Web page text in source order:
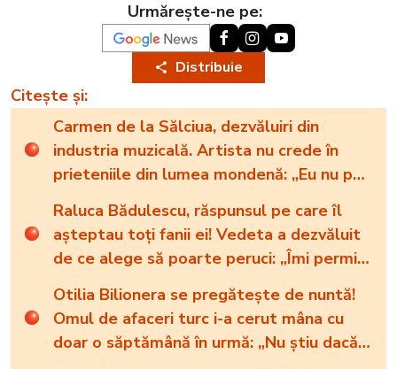
Urmărește-ne pe:
Distribuie
Citește și:
Carmen de la Sălciua, dezvăluiri din
industria muzicală. Artista nu crede în
prieteniile din lumea mondenă: „Eu nu pot
Raluca Bădulescu, răspunsul pe care îl
așteptau toți fanii ei! Vedeta a dezvăluit
de ce alege să poarte peruci: „Îmi permit
Otilia Bilionera se pregătește de nuntă!
Omul de afaceri turc i-a cerut mâna cu
doar o săptămână în urmă: „Nu știu dacă